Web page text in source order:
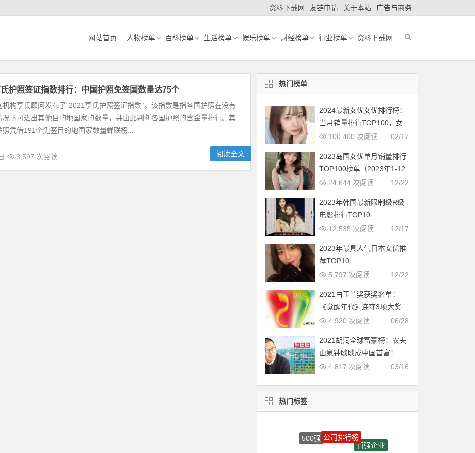
资料下载网 友链申请 关于本站 广告与商务
网站首页 人物榜单 百科榜单 生活榜单 娱乐榜单 财经榜单 行业榜单 资料下载网
护照签证指数排行：中国护照免签国数量达75个
机构亨氏顾问发布了“2021亨氏护照签证指数”。该指数是指各国护照在没有
况下可进出其他目的地国家的数量，并由此判断各国护照的含金量排行。其
照凭借191个免签目的地国家数量蝉联榜...
3,597 次阅读 阅读全文
热门榜单
2024最新女优女优排行榜：
当月销量排行TOP100，女
优新人多多（2024年1月，
02/17
100,400 次阅读
2023岛国女优单月销量排行
TOP100榜单（2023年1-12
月更新完毕）
12/22
24,644 次阅读
2023年韩国最新限制级R级
电影排行TOP10
12/17
12,535 次阅读
2023年最具人气日本女优推
荐TOP10
12/22
5,797 次阅读
2021白玉兰奖获奖名单：
《觉醒年代》连夺3项大奖
06/28
4,920 次阅读
2021胡润全球富豪榜：农夫
山泉钟睒睒成中国首富！
03/16
4,817 次阅读
热门标签
500强 公司排行榜
百强企业